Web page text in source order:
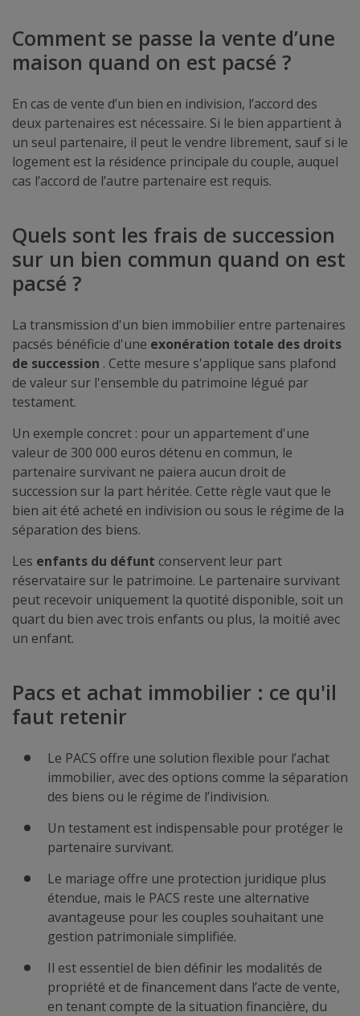
Comment se passe la vente d’une
maison quand on est pacsé ?
En cas de vente d’un bien en indivision, l’accord des
deux partenaires est nécessaire. Si le bien appartient à
un seul partenaire, il peut le vendre librement, sauf si le
logement est la résidence principale du couple, auquel
cas l’accord de l’autre partenaire est requis.
Quels sont les frais de succession
sur un bien commun quand on est
pacsé ?
La transmission d'un bien immobilier entre partenaires
pacsés bénéficie d'une exonération totale des droits
de succession . Cette mesure s'applique sans plafond
de valeur sur l'ensemble du patrimoine légué par
testament.
Un exemple concret : pour un appartement d'une
valeur de 300 000 euros détenu en commun, le
partenaire survivant ne paiera aucun droit de
succession sur la part héritée. Cette règle vaut que le
bien ait été acheté en indivision ou sous le régime de la
séparation des biens.
Les enfants du défunt conservent leur part
réservataire sur le patrimoine. Le partenaire survivant
peut recevoir uniquement la quotité disponible, soit un
quart du bien avec trois enfants ou plus, la moitié avec
un enfant.
Pacs et achat immobilier : ce qu'il
faut retenir
Le PACS offre une solution flexible pour l’achat
immobilier, avec des options comme la séparation
des biens ou le régime de l’indivision.
Un testament est indispensable pour protéger le
partenaire survivant.
Le mariage offre une protection juridique plus
étendue, mais le PACS reste une alternative
avantageuse pour les couples souhaitant une
gestion patrimoniale simplifiée.
Il est essentiel de bien définir les modalités de
propriété et de financement dans l’acte de vente,
en tenant compte de la situation financière, du